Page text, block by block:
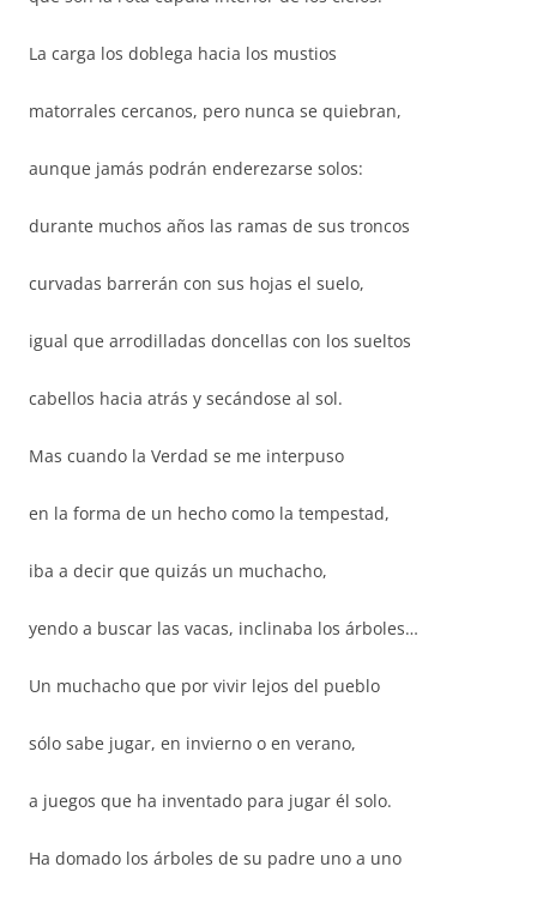
La carga los doblega hacia los mustios
matorrales cercanos, pero nunca se quiebran,
aunque jamás podrán enderezarse solos:
durante muchos años las ramas de sus troncos
curvadas barrerán con sus hojas el suelo,
igual que arrodilladas doncellas con los sueltos
cabellos hacia atrás y secándose al sol.
Mas cuando la Verdad se me interpuso
en la forma de un hecho como la tempestad,
iba a decir que quizás un muchacho,
yendo a buscar las vacas, inclinaba los árboles…
Un muchacho que por vivir lejos del pueblo
sólo sabe jugar, en invierno o en verano,
a juegos que ha inventado para jugar él solo.
Ha domado los árboles de su padre uno a uno